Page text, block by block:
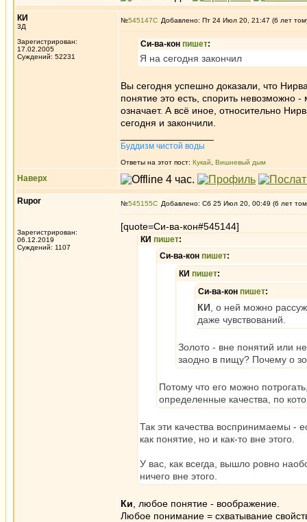
КИ
3Д
Зарегистрирован:
17.02.2005
Суждений: 52231
№545147 Добавлено: Пт 24 Июл 20, 21:47 (6 лет
Си-ва-кон пишет:
Я на сегодня закончил
Вы сегодня успешно доказали, что
понятие это есть, спорить
означает. А всё иное, относительно
сегодня и закончили.
Буддизм чистой воды
Ответы на этот пост: Кукай Вишневый дым
Наверх
Rupor
Зарегистрирован:
06.12.2019
Суждений: 1107
№545155 Добавлено: Сб 25 Июл 20, 00:49 (6 лет
[quote=Си-ва-кон#545144]
КИ пишет:
Си-ва-кон пишет:
КИ пишет:
Си-ва-кон пишет:
КИ , о ней можно
даже чувствований.
Золото - вне понятий или
заодно в пищу? Почему о
Потому что его можно
определенные качества, по
Так эти качества воспринимаемы -
как понятие, но и как-то вне этого.
У вас, как всегда, вышло ровно
ничего вне этого.
Ки , любое понятие - воображение.
Любое понимание = схватывание